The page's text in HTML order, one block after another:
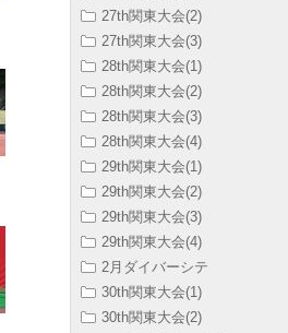
27th関東大会(2)
27th関東大会(3)
28th関東大会(1)
28th関東大会(2)
28th関東大会(3)
28th関東大会(4)
29th関東大会(1)
29th関東大会(2)
29th関東大会(3)
29th関東大会(4)
2月ダイバーシテ
30th関東大会(1)
30th関東大会(2)